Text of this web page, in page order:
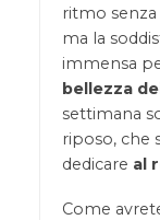
ritmo senza
ma la
immensa
bellezza
settimana
riposo, che
dedicare al
Come